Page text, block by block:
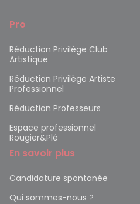
Pro
Réduction Privilège Club
Artistique
Réduction Privilège Artiste
Professionnel
Réduction Professeurs
Espace professionnel
Rougier&Plé
En savoir plus
Candidature spontanée
Qui sommes-nous ?